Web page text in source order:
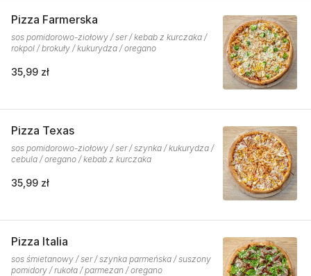
Pizza Farmerska
sos pomidorowo-ziołowy / ser / kebab z kurczaka /
rokpol / brokuły / kukurydza / oregano
35,99 zł
Pizza Texas
sos pomidorowo-ziołowy / ser / szynka / kukurydza /
cebula / oregano / kebab z kurczaka
35,99 zł
Pizza Italia
sos śmietanowy / ser / szynka parmeńska / suszony
pomidory / rukoła / parmezan / oregano